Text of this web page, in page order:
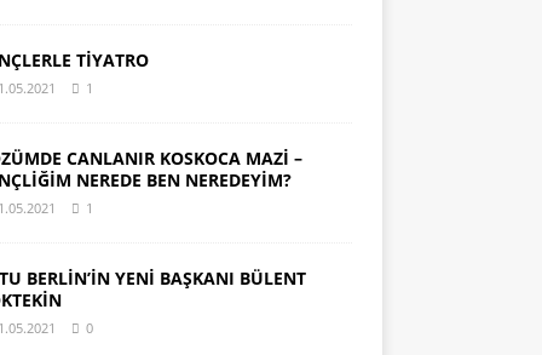
TİYATRO
1
CANLANIR KOSKOCA MAZİ –
NEREDE BEN NEREDEYİM?
1
BERLİN’İN YENİ BAŞKANI BÜLENT
0